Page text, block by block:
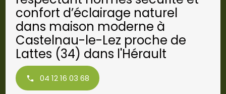
confort d’éclairage naturel
dans maison moderne à
Castelnau-le-Lez proche de
Lattes (34) dans l'Hérault
04 12 16 03 68